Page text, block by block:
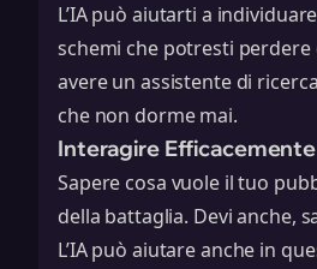
L’IA può aiutarti a
schemi che potresti perdere
avere un assistente di
che non dorme mai.
Interagire
Sapere cosa vuole il tuo
della battaglia. Devi anche,
L’IA può aiutare anche in